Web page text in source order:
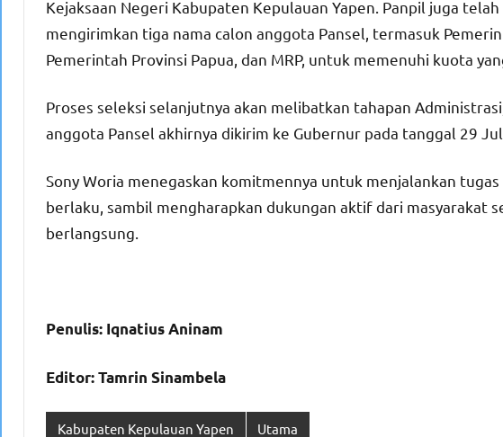
Kejaksaan Negeri Kabupaten Kepulauan Yapen. Panpil juga
mengirimkan tiga nama calon anggota Pansel, termasuk
Pemerintah Provinsi Papua, dan MRP, untuk memenuhi kuota
Proses seleksi selanjutnya akan melibatkan tahapan
anggota Pansel akhirnya dikirim ke Gubernur pada tanggal 29
Sony Woria menegaskan komitmennya untuk menjalankan
berlaku, sambil mengharapkan dukungan aktif dari masyarakat
berlangsung.
Penulis: Iqnatius Aninam
Editor: Tamrin Sinambela
Kabupaten Kepulauan Yapen Utama